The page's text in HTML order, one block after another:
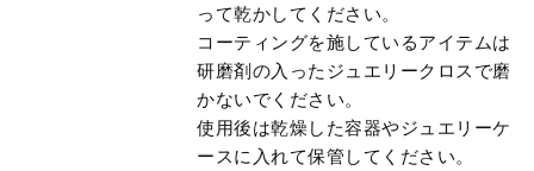
って乾かしてください。
コーティングを施しているアイテムは
研磨剤の入ったジュエリークロスで磨
かないでください。
使用後は乾燥した容器やジュエリーケ
ースに入れて保管してください。